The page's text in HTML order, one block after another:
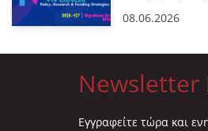
08.06.2026
Newsletter
Eγγραφείτε τώρα και